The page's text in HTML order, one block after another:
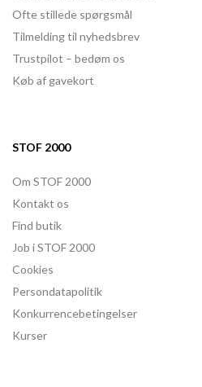
Ofte stillede spørgsmål
Tilmelding til nyhedsbrev
Trustpilot – bedøm os
Køb af gavekort
STOF 2000
Om STOF 2000
Kontakt os
Find butik
Job i STOF 2000
Cookies
Persondatapolitik
Konkurrencebetingelser
Kurser